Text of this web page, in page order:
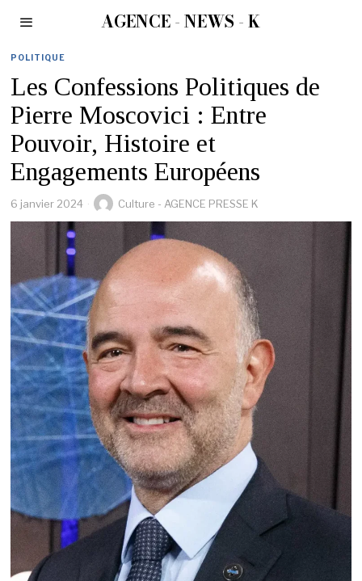
AGENCE - NEWS - K
POLITIQUE
Les Confessions Politiques de
Pierre Moscovici : Entre
Pouvoir, Histoire et
Engagements Européens
6 janvier 2024 Culture - AGENCE PRESSE K